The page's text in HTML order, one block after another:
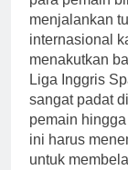
menjalankan
internasional
menakutkan
Liga Inggris
sangat padat
pemain
ini harus
untuk